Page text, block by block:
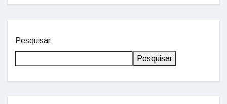
Pesquisar
Pesquisar